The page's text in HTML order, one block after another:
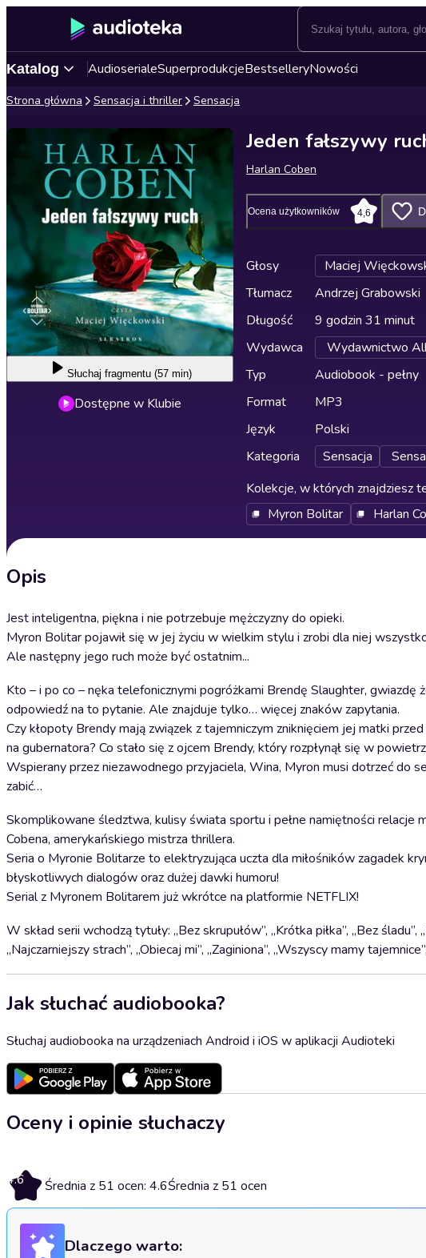
Katalog AudioserialeSuperprodukcjeBestselleryNowości
Strona główna Sensacja i thriller Sensacja
Słuchaj fragmentu (57 min)
Dostępne w Klubie
Jeden fałszywy
Harlan Coben
Ocena użytkowników 4,6
Głosy
Maciej
Tłumacz
Andrzej Grabowski
Długość
9 godzin 31 minut
Wydawca
Wydawnictwo
Typ
Audiobook - pełny
Format
MP3
Język
Polski
Kategoria
Sensacja
Kolekcje, w których znajdziesz
Myron Bolitar
Harlan
Opis
Jest inteligentna, piękna i nie potrzebuje mężczyzny do opieki.
Myron Bolitar pojawił się w jej życiu w wielkim stylu i zrobi dla niej
Ale następny jego ruch może być ostatnim...
Kto – i po co – nęka telefonicznymi pogróżkami Brendę Slaughter,
odpowiedź na to pytanie. Ale znajduje tylko… więcej znaków zapytania.
Czy kłopoty Brendy mają związek z tajemniczym zniknięciem jej matki
na gubernatora? Co stało się z ojcem Brendy, który rozpłynął się w
Wspierany przez niezawodnego przyjaciela, Wina, Myron musi dotrzeć do
zabić…
Skomplikowane śledztwa, kulisy świata sportu i pełne namiętności relacje
Cobena, amerykańskiego mistrza thrillera.
Seria o Myronie Bolitarze to elektryzująca uczta dla miłośników zagadek
błyskotliwych dialogów oraz dużej dawki humoru!
Serial z Myronem Bolitarem już wkrótce na platformie NETFLIX!
W skład serii wchodzą tytuły: „Bez skrupułów”, „Krótka piłka”, „Bez śladu”,
„Najczarniejszy strach”, „Obiecaj mi”, „Zaginiona”, „Wszyscy mamy
Jak słuchać audiobooka?
Słuchaj audiobooka na urządzeniach Android i iOS w aplikacji Audioteki
Oceny i opinie słuchaczy
4.6 Średnia z 51 ocen: 4.6Średnia z 51 ocen
Dlaczego warto: